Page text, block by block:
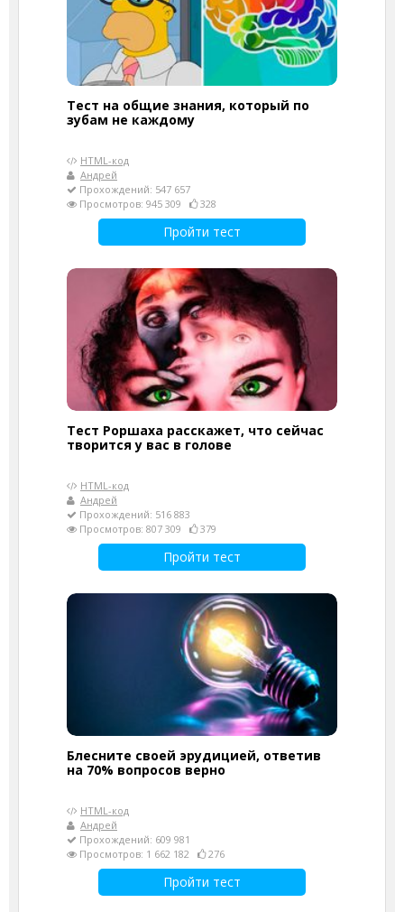
Тест на общие знания, который по
зубам не каждому
HTML-код
Андрей
Прохождений: 547 657
Просмотров: 945 309
328
Пройти тест
Тест Роршаха расскажет, что сейчас
творится у вас в голове
HTML-код
Андрей
Прохождений: 516 883
Просмотров: 807 309
379
Пройти тест
Блесните своей эрудицией, ответив
на 70% вопросов верно
HTML-код
Андрей
Прохождений: 609 981
Просмотров: 1 662 182
276
Пройти тест